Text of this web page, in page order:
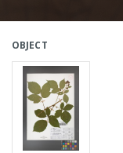
OBJECT